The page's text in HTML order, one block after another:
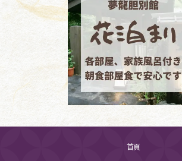
首頁